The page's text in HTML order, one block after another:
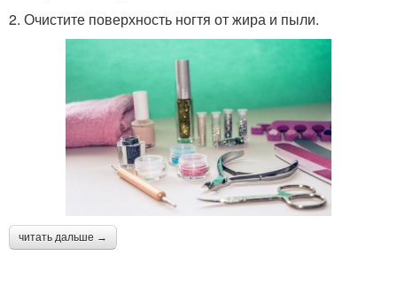
2. Очистите поверхность ногтя от жира и пыли.
читать дальше →